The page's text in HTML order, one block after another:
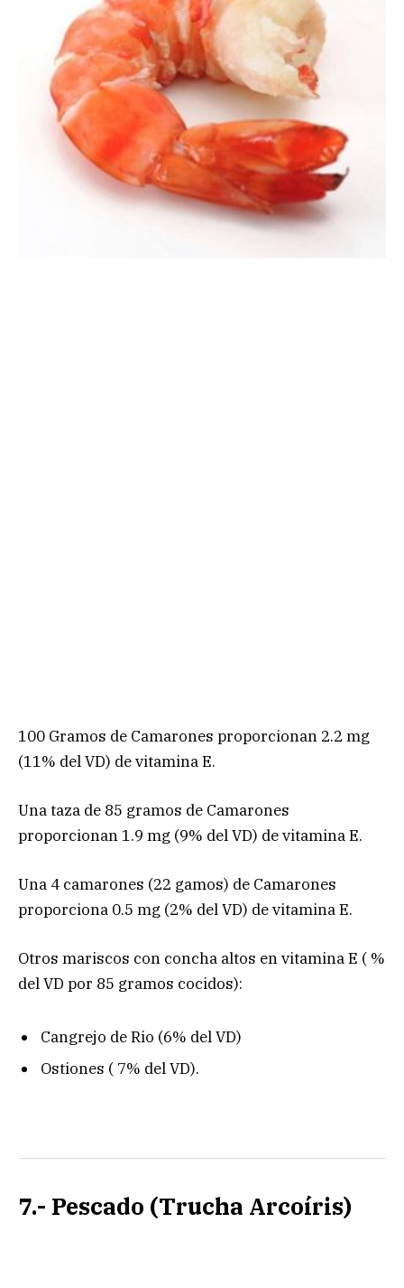
100 Gramos de Camarones proporcionan 2.2 mg
(11% del VD) de vitamina E.
Una taza de 85 gramos de Camarones
proporcionan 1.9 mg (9% del VD) de vitamina E.
Una 4 camarones (22 gamos) de Camarones
proporciona 0.5 mg (2% del VD) de vitamina E.
Otros mariscos con concha altos en vitamina E ( %
del VD por 85 gramos cocidos):
Cangrejo de Rio (6% del VD)
Ostiones ( 7% del VD).
7.- Pescado (Trucha Arcoíris)